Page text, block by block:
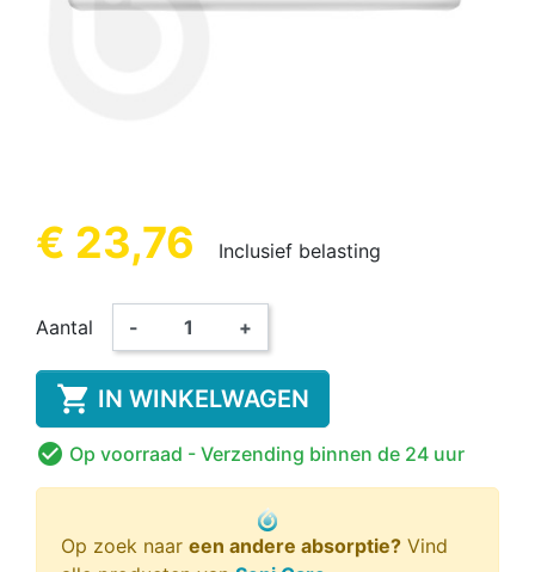
€ 23,76 Inclusief belasting
Aantal - +
 IN WINKELWAGEN
 Op voorraad - Verzending binnen de 24 uur
Op zoek naar een andere absorptie? Vind